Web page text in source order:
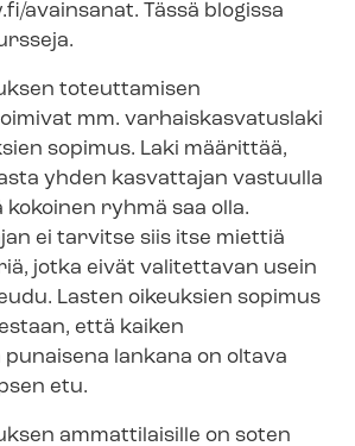
avainsanat. Tässä blogissa
toteuttamisen
mm. var­hais­kas­va­tus­la­ki
sopimus. Laki määrittää,
yhden kasvattajan vastuulla
kokoinen ryhmä saa olla.
ei tarvitse siis itse miettiä
jotka eivät valitettavan usein
Lasten oikeuksien sopimus
että kaiken
lankana on oltava
etu.
ammattilaisille on soten